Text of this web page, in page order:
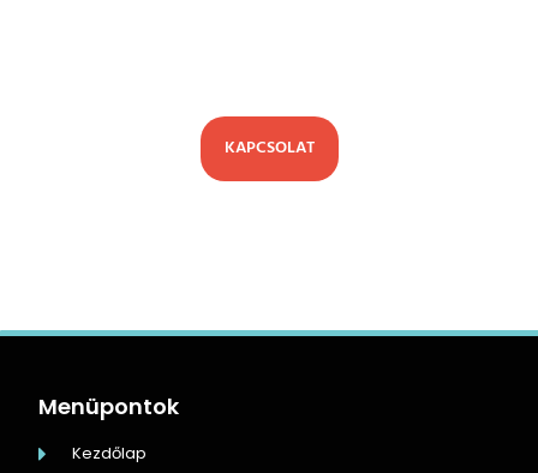
KAPCSOLAT
Menüpontok
Kezdőlap